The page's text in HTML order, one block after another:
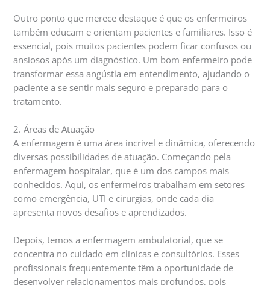
Outro ponto que merece destaque é que os enfermeiros
também educam e orientam pacientes e familiares. Isso é
essencial, pois muitos pacientes podem ficar confusos ou
ansiosos após um diagnóstico. Um bom enfermeiro pode
transformar essa angústia em entendimento, ajudando o
paciente a se sentir mais seguro e preparado para o
tratamento.
2. Áreas de Atuação
A enfermagem é uma área incrível e dinâmica, oferecendo
diversas possibilidades de atuação. Começando pela
enfermagem hospitalar, que é um dos campos mais
conhecidos. Aqui, os enfermeiros trabalham em setores
como emergência, UTI e cirurgias, onde cada dia
apresenta novos desafios e aprendizados.
Depois, temos a enfermagem ambulatorial, que se
concentra no cuidado em clínicas e consultórios. Esses
profissionais frequentemente têm a oportunidade de
desenvolver relacionamentos mais profundos, pois